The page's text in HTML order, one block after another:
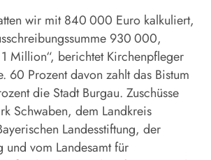
wir mit 840 000 Euro kalkuliert,
930 000,
Million“, berichtet Kirchenpfleger
60 Prozent davon zahlt das Bistum
die Stadt Burgau. Zuschüsse
Schwaben, dem Landkreis
Landesstiftung, der
und vom Landesamt für